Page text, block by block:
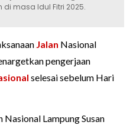
masa Idul Fitri 2025.
Jalan Nasional
pengerjaan
selesai sebelum Hari
Nasional Lampung Susan